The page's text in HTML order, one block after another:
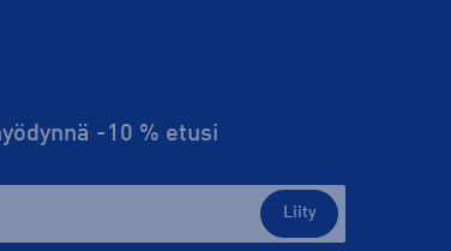
-10 % etusi
Liity